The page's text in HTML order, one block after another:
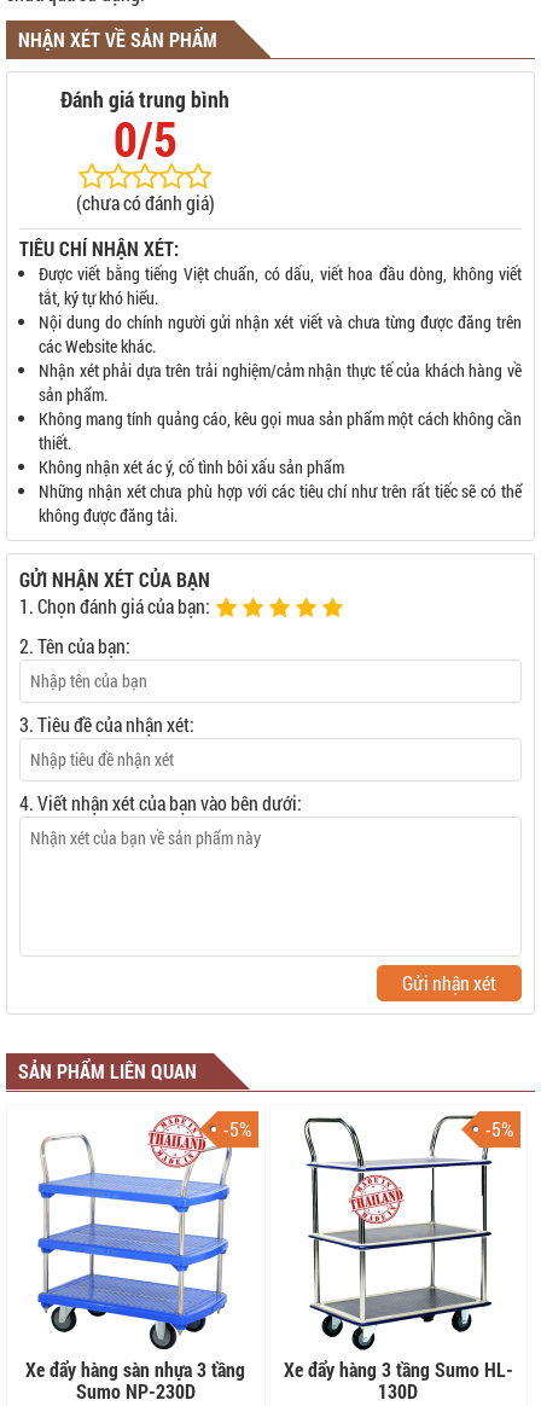
NHẬN XÉT VỀ SẢN PHẨM
Đánh giá trung bình
0/5
(chưa có đánh giá)
TIÊU CHÍ NHẬN XÉT:
Được viết bằng tiếng Việt chuẩn, có dấu, viết hoa đầu dòng, không viết
tắt, ký tự khó hiểu.
Nội dung do chính người gửi nhận xét viết và chưa từng được đăng trên
các Website khác.
Nhận xét phải dựa trên trải nghiệm/cảm nhận thực tế của khách hàng về
sản phẩm.
Không mang tính quảng cáo, kêu gọi mua sản phẩm một cách không cần
thiết.
Không nhận xét ác ý, cố tình bôi xấu sản phẩm
Những nhận xét chưa phù hợp với các tiêu chí như trên rất tiếc sẽ có thể
không được đăng tải.
GỬI NHẬN XÉT CỦA BẠN
1. Chọn đánh giá của bạn:
2. Tên của bạn:
3. Tiêu đề của nhận xét:
4. Viết nhận xét của bạn vào bên dưới:
Gửi nhận xét
SẢN PHẨM LIÊN QUAN
-5%
Xe đẩy hàng sàn nhựa 3 tầng
Sumo NP-230D
-5%
Xe đẩy hàng 3 tầng Sumo HL-
130D